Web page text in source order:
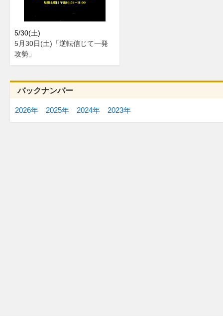
5/30(土)
5月30日(土)「逆転信じて一発
攻勢」
バックナンバー
2026年 2025年 2024年 2023年